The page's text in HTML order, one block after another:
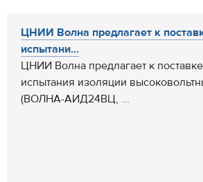
ЦНИИ Волна предлагает к
испытани...
ЦНИИ Волна предлагает к
испытания изоляции
(ВОЛНА-АИД24ВЦ, ...